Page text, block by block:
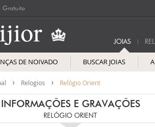
Gratuito
JOIAS
DE NOIVADO BUSCAR JOIAS
Relogios Relógio Orient
INFORMAÇÕES E GRAVAÇÕES
RELÓGIO ORIENT